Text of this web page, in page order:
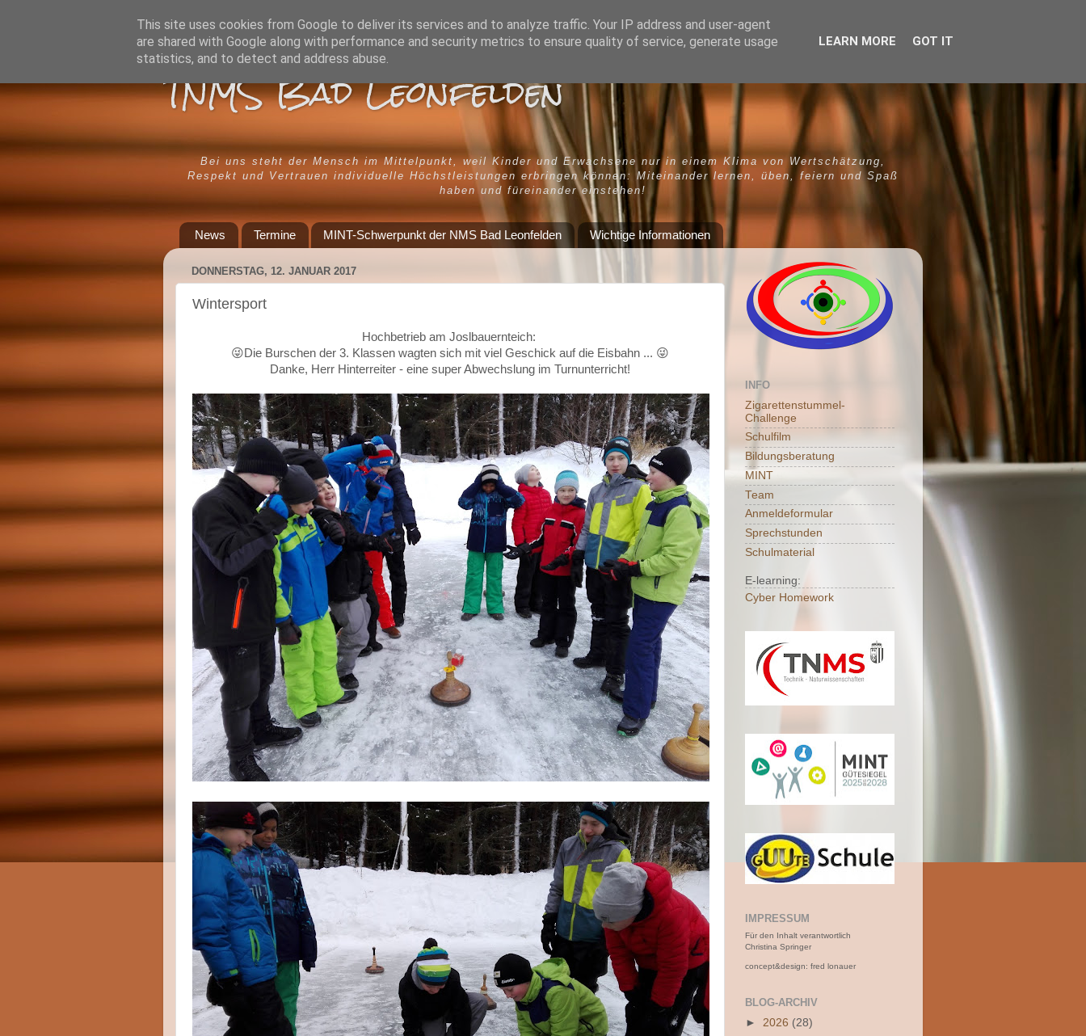
TNMS Bad Leonfelden
Bei uns steht der Mensch im Mittelpunkt, weil Kinder und Erwachsene nur in einem Klima von Wertschätzung,
Respekt und Vertrauen individuelle Höchstleistungen erbringen können: Miteinander lernen, üben, feiern und Spaß
haben und füreinander einstehen!
News Termine MINT-Schwerpunkt der NMS Bad Leonfelden Wichtige Informationen
DONNERSTAG, 12. JANUAR 2017
Wintersport
Hochbetrieb am Joslbauernteich:
😜Die Burschen der 3. Klassen wagten sich mit viel Geschick auf die Eisbahn ... 😜
Danke, Herr Hinterreiter - eine super Abwechslung im Turnunterricht!
INFO
Zigarettenstummel-
Challenge
Schulfilm
Bildungsberatung
MINT
Team
Anmeldeformular
Sprechstunden
Schulmaterial
E-learning:
Cyber Homework
IMPRESSUM
Für den Inhalt verantwortlich
Christina Springer
concept&design: fred lonauer
BLOG-ARCHIV
► 2026 (28)
This site uses cookies from Google to deliver its services and to analyze traffic. Your IP address and user-agent
are shared with Google along with performance and security metrics to ensure quality of service, generate usage
statistics, and to detect and address abuse.
LEARN MORE GOT IT